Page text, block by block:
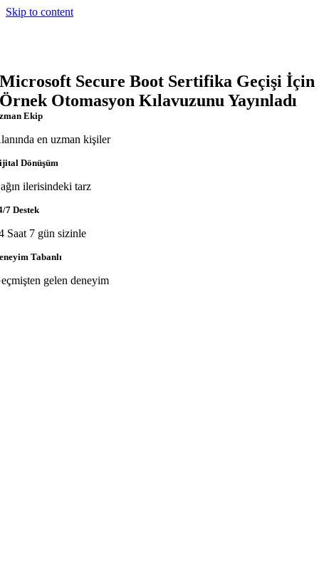
Skip to content
Microsoft Secure Boot Sertifika Geçişi İçin
Örnek Otomasyon Kılavuzunu Yayınladı
Ekip
en uzman kişiler
Dönüşüm
ilerisindeki tarz
7 Destek
Saat 7 gün sizinle
Tabanlı
gelen deneyim